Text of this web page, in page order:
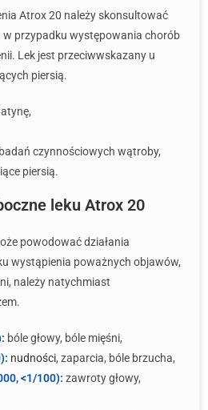
Atrox 20 należy skonsultować
w przypadku występowania chorób
Lek jest przeciwwskazany u
piersią.
czynnościowych wątroby,
piersią.
leku Atrox 20
powodować działania
wystąpienia poważnych objawów,
należy natychmiast
bóle głowy, bóle mięśni,
nudności, zaparcia, bóle brzucha,
<1/100): zawroty głowy,